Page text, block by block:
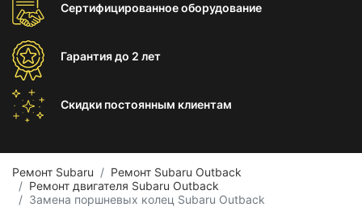
Сертифицированноеоборудование
Гарантиядо 2 лет
Скидки постоянным клиентам
Ремонт Subaru
Ремонт Subaru Outback
Ремонт двигателя Subaru Outback
Замена поршневых колец Subaru Outback